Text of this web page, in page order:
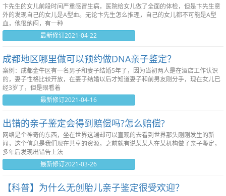
卞先生的女儿前段时间严重感冒生病，医院给女儿做了全面的体检，但是卞先生意
外的发现自己的女儿是A型血。无论卞先生怎么推理，自己的女儿都不可能是A型
血，他很纳闷，有一种
最新修订2021-04-22
成都地区哪里做可以预约做DNA亲子鉴定？
案例：成都金牛区有一名男子和妻子结婚5年了，因为当初两人是在酒店工作认识
的，妻子性格比较开放，在妻子结婚以后才知道妻子和前男友刚分手，现在女儿已
经3岁了，但是眼看着
最新修订2021-04-16
出错的亲子鉴定会得到赔偿吗?怎么赔偿?
网络是个神奇的东西，坐在世界这端却可以直观的去看到世界那头刚刚发生的新
闻，这个信息是我们现在共享的资源，之前就有说某某人在某机构做了亲子鉴定，
多年后发现出错告上法
最新修订2021-03-26
【科普】为什么无创胎儿亲子鉴定很受欢迎？